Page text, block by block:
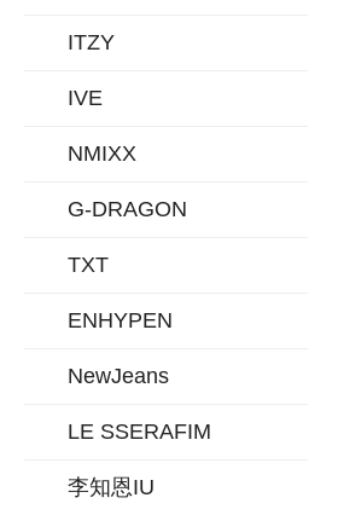
ITZY
IVE
NMIXX
G-DRAGON
TXT
ENHYPEN
NewJeans
LE SSERAFIM
李知恩IU